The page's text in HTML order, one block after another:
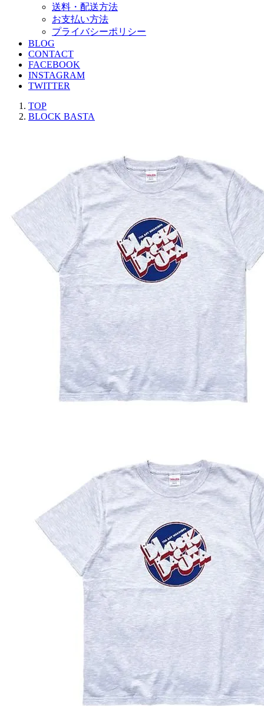
送料・配送方法
お支払い方法
プライバシーポリシー
BLOG
CONTACT
FACEBOOK
INSTAGRAM
TWITTER
TOP
BLOCK BASTA